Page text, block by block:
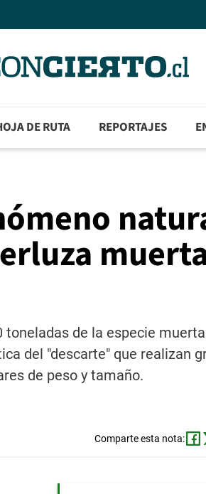
DE RUTA REPORTAJES
toneladas de la especie
del "descarte" que realizan
de peso y tamaño.
Comparte esta nota: